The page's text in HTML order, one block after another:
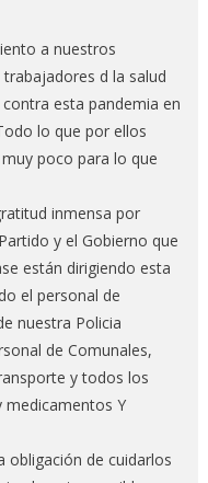
a nuestros
d la salud
esta pandemia en
lo que por ellos
poco para lo que
inmensa por
y el Gobierno que
están dirigiendo esta
el personal de
nuestra Policia
de Comunales,
y todos los
Y
obligación de cuidarlos